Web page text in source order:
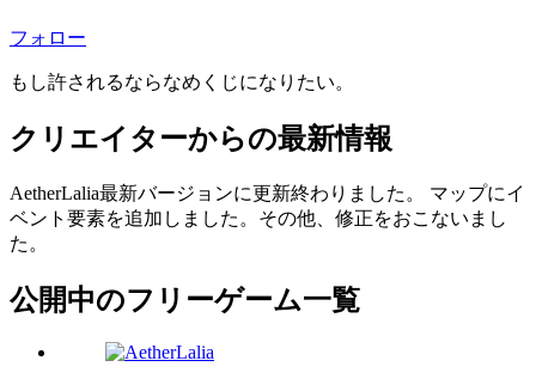
フォロー
もし許されるならなめくじになりたい。
クリエイターからの最新情報
AetherLalia最新バージョンに更新終わりました。 マップにイ
ベント要素を追加しました。その他、修正をおこないまし
た。
公開中のフリーゲーム一覧